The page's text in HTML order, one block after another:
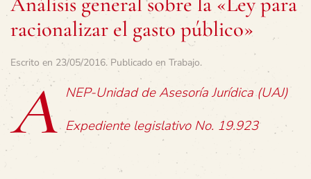
racionalizar el gasto público»
Escrito en 23/05/2016. Publicado en Trabajo.
A NEP-Unidad de Asesoría Jurídica (UAJ)
Expediente legislativo No. 19.923